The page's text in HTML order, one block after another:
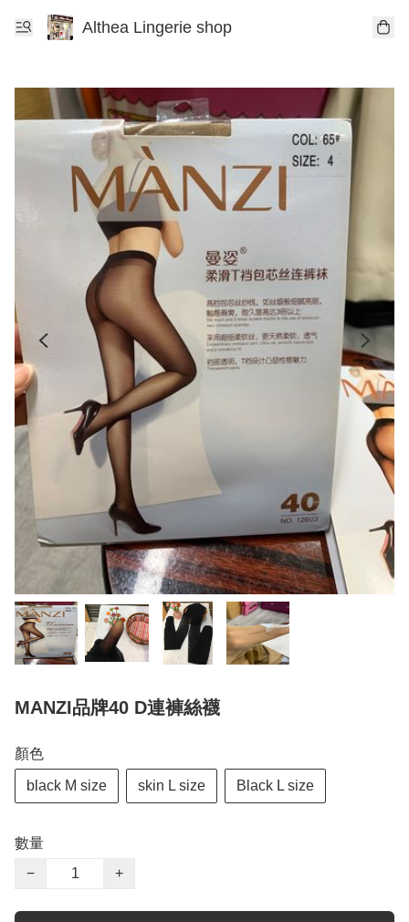
Althea Lingerie shop
MANZI品牌40 D連褲絲襪
顏色
black M size skin L size Black L size
數量
−
+